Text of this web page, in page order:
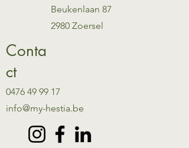
Beukenlaan 87
2980 Zoersel
Conta
ct
0476 49 99 17
info@my-hestia.be